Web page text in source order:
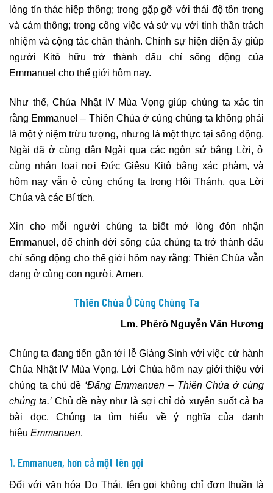
lòng tín thác hiệp thông; trong gặp gỡ với thái độ tôn trọng
và cảm thông; trong công việc và sứ vụ với tinh thần trách
nhiệm và cộng tác chân thành. Chính sự hiện diện ấy giúp
người Kitô hữu trở thành dấu chỉ sống động của
Emmanuel cho thế giới hôm nay.
Như thế, Chúa Nhật IV Mùa Vọng giúp chúng ta xác tín
rằng Emmanuel – Thiên Chúa ở cùng chúng ta không phải
là một ý niệm trừu tượng, nhưng là một thực tại sống động.
Ngài đã ở cùng dân Ngài qua các ngôn sứ bằng Lời, ở
cùng nhân loại nơi Đức Giêsu Kitô bằng xác phàm, và
hôm nay vẫn ở cùng chúng ta trong Hội Thánh, qua Lời
Chúa và các Bí tích.
Xin cho mỗi người chúng ta biết mở lòng đón nhận
Emmanuel, để chính đời sống của chúng ta trở thành dấu
chỉ sống động cho thế giới hôm nay rằng: Thiên Chúa vẫn
đang ở cùng con người. Amen.
Thiên Chúa Ở Cùng Chúng Ta
Lm. Phêrô Nguyễn Văn Hương
Chúng ta đang tiến gần tới lễ Giáng Sinh với việc cử hành
Chúa Nhật IV Mùa Vọng. Lời Chúa hôm nay giới thiệu với
chúng ta chủ đề ‘Đấng Emmanuen – Thiên Chúa ở cùng
chúng ta.’ Chủ đề này như là sợi chỉ đỏ xuyên suốt cả ba
bài đọc. Chúng ta tìm hiểu về ý nghĩa của danh
hiệu Emmanuen.
1. Emmanuen, hơn cả một tên gọi
Đối với văn hóa Do Thái, tên gọi không chỉ đơn thuần là